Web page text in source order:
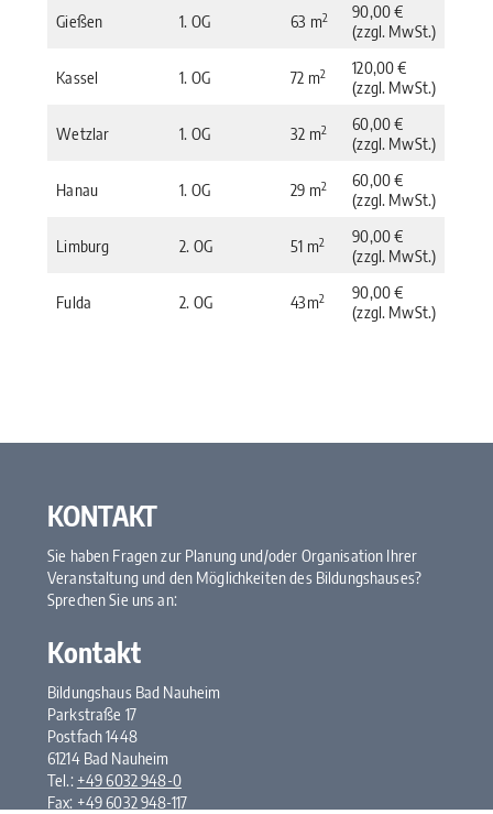
Gießen 1. OG 63 m2
90,00 €
(zzgl. MwSt.)
Kassel 1. OG 72 m2
120,00 €
(zzgl. MwSt.)
Wetzlar 1. OG 32 m2
60,00 €
(zzgl. MwSt.)
Hanau 1. OG 29 m2
60,00 €
(zzgl. MwSt.)
Limburg 2. OG 51 m2
90,00 €
(zzgl. MwSt.)
Fulda 2. OG 43m2
90,00 €
(zzgl. MwSt.)
KONTAKT
Sie haben Fragen zur Planung und/oder Organisation Ihrer
Veranstaltung und den Möglichkeiten des Bildungshauses?
Sprechen Sie uns an:
Kontakt
Bildungshaus Bad Nauheim
Parkstraße 17
Postfach 1448
61214 Bad Nauheim
Tel.: +49 6032 948-0
Fax: +49 6032 948-117